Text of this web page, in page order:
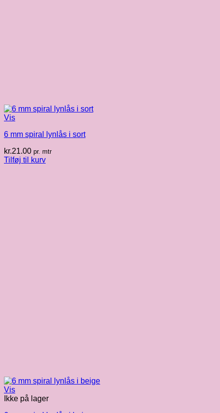
Vis
6 mm spiral lynlås i sort
kr.21.00 pr. mtr
Tilføj til kurv
Vis
Ikke på lager